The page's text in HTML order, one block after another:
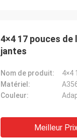
4×4 17 pouces de
jantes
Nom de produit:
4×4
Matériel:
Couleur:
Meilleur